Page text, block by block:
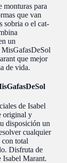
para
que van
sobria o el cat-
un
MisGafasDeSol
que mejor
de vida.
de Isabel
original y
disposición un
cualquier
con total
Disfruta de
Isabel Marant.